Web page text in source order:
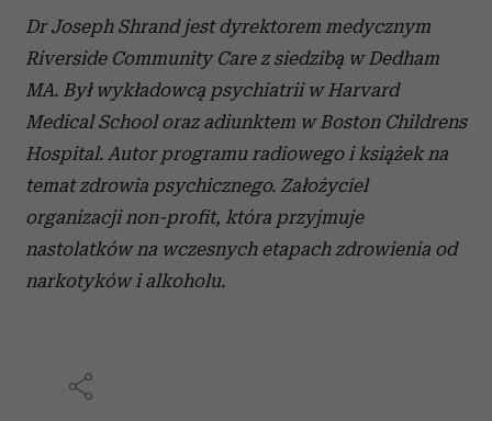
Dr Joseph Shrand jest dyrektorem medycznym
Riverside Community Care z siedzibą w Dedham
MA. Był wykładowcą psychiatrii w Harvard
Medical School oraz adiunktem w Boston Childrens
Hospital. Autor programu radiowego i książek na
temat zdrowia psychicznego. Założyciel
organizacji non-profit, która przyjmuje
nastolatków na wczesnych etapach zdrowienia od
narkotyków i alkoholu.